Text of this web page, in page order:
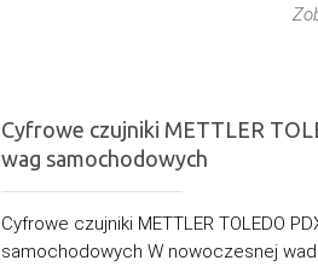
Cyfrowe czujniki METTLER
wag samochodowych
Cyfrowe czujniki METTLER TOLEDO
samochodowych W nowoczesnej